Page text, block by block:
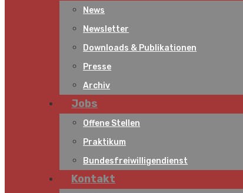
News
Newsletter
Downloads & Publikationen
Presse
Archiv
Jobs
Offene Stellen
Praktikum
Bundesfreiwilligendienst
Kontakt